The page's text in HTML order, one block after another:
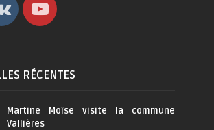
RÉCENTES
Martine Moïse visite la commune
Vallières